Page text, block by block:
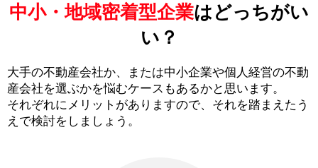
中小・地域密着型企業はどっちがい
い？
大手の不動産会社か、または中小企業や個人経営の不動
産会社を選ぶかを悩むケースもあるかと思います。
それぞれにメリットがありますので、それを踏まえたう
えで検討をしましょう。